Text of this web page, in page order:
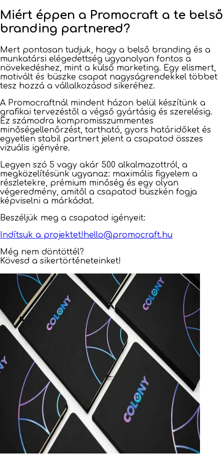
Miért éppen a Promocraft a te belső
branding partnered?
Mert pontosan tudjuk, hogy a belső branding és a
munkatársi elégedettség ugyanolyan fontos a
növekedéshez, mint a külső marketing. Egy elismert,
motivált és büszke csapat nagyságrendekkel többet
tesz hozzá a vállalkozásod sikeréhez.
A Promocraftnál mindent házon belül készítünk a
grafikai tervezéstől a végső gyártásig és szerelésig.
Ez számodra kompromisszummentes
minőségellenőrzést, tartható, gyors határidőket és
egyetlen stabil partnert jelent a csapatod összes
vizuális igényére.
Legyen szó 5 vagy akár 500 alkalmazottról, a
megközelítésünk ugyanaz: maximális figyelem a
részletekre, prémium minőség és egy olyan
végeredmény, amitől a csapatod büszkén fogja
képviselni a márkádat.
Beszéljük meg a csapatod igényeit:
Indítsuk a projektet!hello@promocraft.hu
Még nem döntöttél?
Kövesd a sikertörténeteinket!